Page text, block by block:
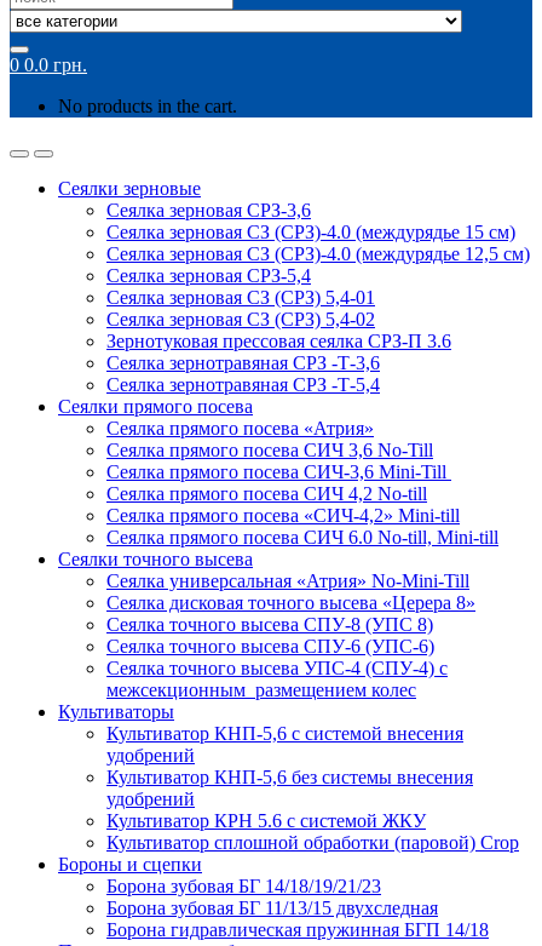
for:
0 0.0 грн.
No products in the cart.
Сеялки зерновые
Сеялка зерновая СРЗ-3,6
Сеялка зерновая СЗ (СРЗ)-4.0 (междурядье 15 см)
Сеялка зерновая СЗ (СРЗ)-4.0 (междурядье 12,5 см)
Сеялка зерновая СРЗ-5,4
Сеялка зерновая СЗ (СРЗ) 5,4-01
Сеялка зерновая СЗ (СРЗ) 5,4-02
Зернотуковая прессовая сеялка СРЗ-П 3.6
Сеялка зернотравяная СРЗ -Т-3,6
Сеялка зернотравяная СРЗ -Т-5,4
Сеялки прямого посева
Сеялка прямого посева «Атрия»
Сеялка прямого посева СИЧ 3,6 No-Till
Сеялка прямого посева СИЧ-3,6 Mini-Till
Сеялка прямого посева СИЧ 4,2 No-till
Сеялка прямого посева «СИЧ-4,2» Mini-till
Сеялка прямого посева СИЧ 6.0 No-till, Mini-till
Сеялки точного высева
Сеялка универсальная «Атрия» No-Mini-Till
Сеялка дисковая точного высева «Церера 8»
Сеялка точного высева СПУ-8 (УПС 8)
Сеялка точного высева СПУ-6 (УПС-6)
Сеялка точного высева УПС-4 (СПУ-4) с
межсекционным размещением колес
Культиваторы
Культиватор КНП-5,6 с системой внесения
удобрений
Культиватор КНП-5,6 без системы внесения
удобрений
Культиватор КРН 5.6 с системой ЖКУ
Культиватор сплошной обработки (паровой) Crop
Бороны и сцепки
Борона зубовая БГ 14/18/19/21/23
Борона зубовая БГ 11/13/15 двухследная
Борона гидравлическая пружинная БГП 14/18